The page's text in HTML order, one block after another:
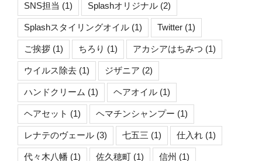
SNS担当 (1) Splashオリジナル (2)
Splashスタイリングオイル (1) Twitter (1)
ご挨拶 (1) ちろり (1) アカシアはちみつ (1)
ウイルス除去 (1) ジザニア (2)
ハンドクリーム (1) ヘアオイル (1)
ヘアセット (1) ヘマチンシャンプー (1)
レナテのヴェール (3) 七五三 (1) 仕入れ (1)
代々木八幡 (1) 佐久穂町 (1) 信州 (1)